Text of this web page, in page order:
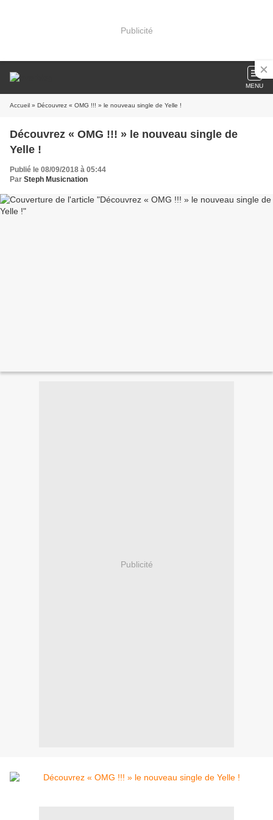
Publicité
MENU
Accueil » Découvrez « OMG !!! » le nouveau single de Yelle !
Découvrez « OMG !!! » le nouveau single de
Yelle !
Publié le 08/09/2018 à 05:44
Par Steph Musicnation
Publicité